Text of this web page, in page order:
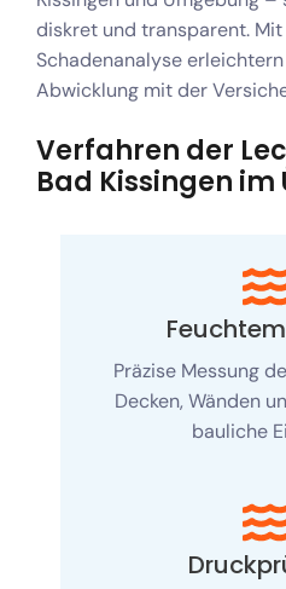
diskret und transparent.
Schadenanalyse
Abwicklung mit der
Verfahren der
Bad Kissingen
Präzise Messung
Decken, Wänden
bauliche